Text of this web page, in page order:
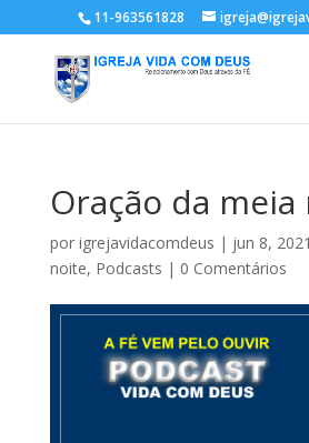
11-963561828
Oração da
por igrejavidacomdeus | jun 8, 2021
noite, Podcasts | 0 Comentários